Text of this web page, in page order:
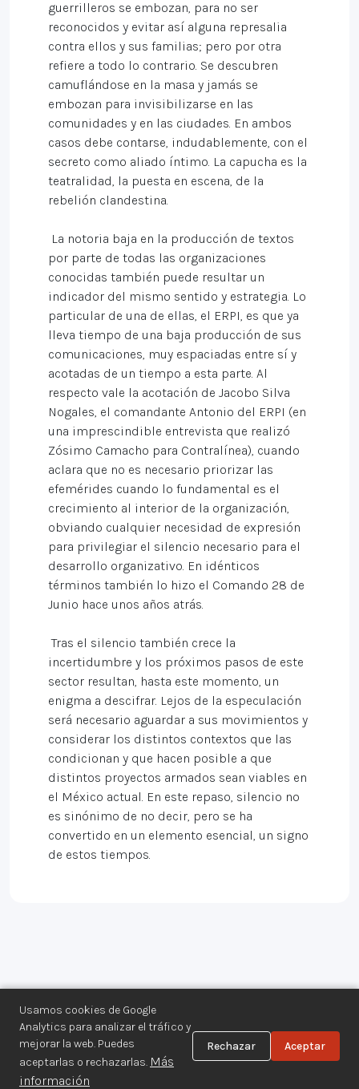
Usamos cookies de Google
Analytics para analizar el tráfico y
mejorar la web. Puedes
aceptarlas o rechazarlas. Más
información
Rechazar Aceptar
guerrilleros se embozan, para no ser
reconocidos y evitar así alguna represalia
contra ellos y sus familias; pero por otra
refiere a todo lo contrario. Se descubren
camuflándose en la masa y jamás se
embozan para invisibilizarse en las
comunidades y en las ciudades. En ambos
casos debe contarse, indudablemente, con el
secreto como aliado íntimo. La capucha es la
teatralidad, la puesta en escena, de la
rebelión clandestina.
La notoria baja en la producción de textos
por parte de todas las organizaciones
conocidas también puede resultar un
indicador del mismo sentido y estrategia. Lo
particular de una de ellas, el ERPI, es que ya
lleva tiempo de una baja producción de sus
comunicaciones, muy espaciadas entre sí y
acotadas de un tiempo a esta parte. Al
respecto vale la acotación de Jacobo Silva
Nogales, el comandante Antonio del ERPI (en
una imprescindible entrevista que realizó
Zósimo Camacho para Contralínea), cuando
aclara que no es necesario priorizar las
efemérides cuando lo fundamental es el
crecimiento al interior de la organización,
obviando cualquier necesidad de expresión
para privilegiar el silencio necesario para el
desarrollo organizativo. En idénticos
términos también lo hizo el Comando 28 de
Junio hace unos años atrás.
Tras el silencio también crece la
incertidumbre y los próximos pasos de este
sector resultan, hasta este momento, un
enigma a descifrar. Lejos de la especulación
será necesario aguardar a sus movimientos y
considerar los distintos contextos que las
condicionan y que hacen posible a que
distintos proyectos armados sean viables en
el México actual. En este repaso, silencio no
es sinónimo de no decir, pero se ha
convertido en un elemento esencial, un signo
de estos tiempos.
Centro de Documentación de los
Movimientos Armados©
Aviso legal·Privacidad